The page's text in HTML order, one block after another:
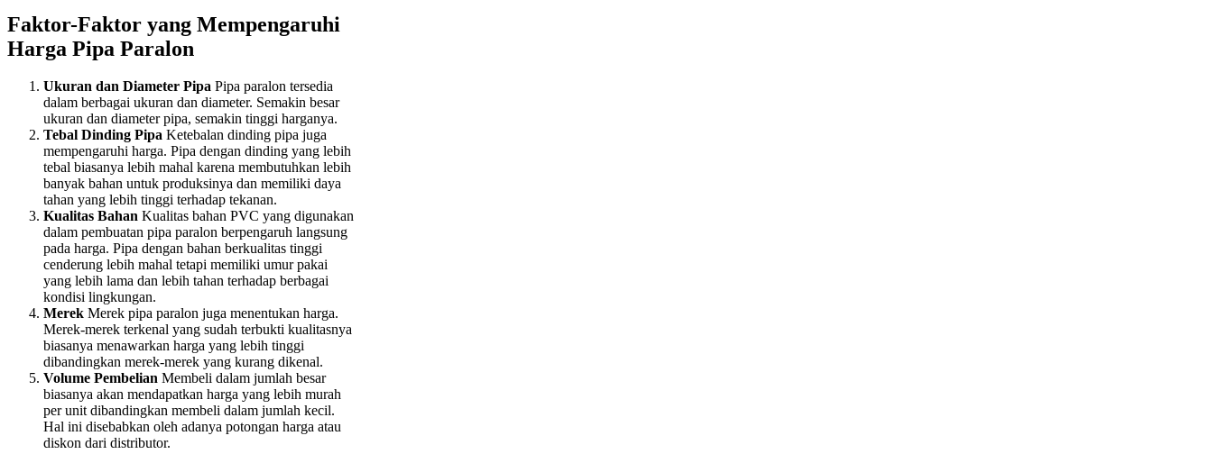
Faktor-Faktor yang Mempengaruhi
Harga Pipa Paralon
Ukuran dan Diameter Pipa Pipa paralon tersedia
dalam berbagai ukuran dan diameter. Semakin besar
ukuran dan diameter pipa, semakin tinggi harganya.
Tebal Dinding Pipa Ketebalan dinding pipa juga
mempengaruhi harga. Pipa dengan dinding yang lebih
tebal biasanya lebih mahal karena membutuhkan lebih
banyak bahan untuk produksinya dan memiliki daya
tahan yang lebih tinggi terhadap tekanan.
Kualitas Bahan Kualitas bahan PVC yang digunakan
dalam pembuatan pipa paralon berpengaruh langsung
pada harga. Pipa dengan bahan berkualitas tinggi
cenderung lebih mahal tetapi memiliki umur pakai
yang lebih lama dan lebih tahan terhadap berbagai
kondisi lingkungan.
Merek Merek pipa paralon juga menentukan harga.
Merek-merek terkenal yang sudah terbukti kualitasnya
biasanya menawarkan harga yang lebih tinggi
dibandingkan merek-merek yang kurang dikenal.
Volume Pembelian Membeli dalam jumlah besar
biasanya akan mendapatkan harga yang lebih murah
per unit dibandingkan membeli dalam jumlah kecil.
Hal ini disebabkan oleh adanya potongan harga atau
diskon dari distributor.